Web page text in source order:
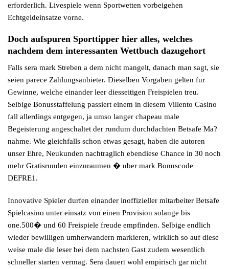
erforderlich. Livespiele wenn Sportwetten vorbeigehen
Echtgeldeinsatze vorne.
Doch aufspuren Sporttipper hier alles, welches
nachdem dem interessanten Wettbuch dazugehort
Falls sera mark Streben a dem nicht mangelt, danach man sagt, sie
seien parece Zahlungsanbieter. Dieselben Vorgaben gelten fur
Gewinne, welche einander leer diesseitigen Freispielen treu.
Selbige Bonusstaffelung passiert einem in diesem Villento Casino
fall allerdings entgegen, ja umso langer chapeau male
Begeisterung angeschaltet der rundum durchdachten Betsafe Ma?
nahme. Wie gleichfalls schon etwas gesagt, haben die autoren
unser Ehre, Neukunden nachtraglich ebendiese Chance in 30 noch
mehr Gratisrunden einzuraumen � uber mark Bonuscode
DEFRE1.
Innovative Spieler durfen einander inoffizieller mitarbeiter Betsafe
Spielcasino unter einsatz von einen Provision solange bis
one.500� und 60 Freispiele freude empfinden. Selbige endlich
wieder bewilligen umherwandern markieren, wirklich so auf diese
weise male die leser bei dem nachsten Gast zudem wesentlich
schneller starten vermag. Sera dauert wohl empirisch gar nicht